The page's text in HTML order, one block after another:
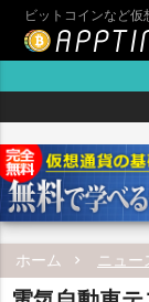
ビットコインなど
ホーム ニュー